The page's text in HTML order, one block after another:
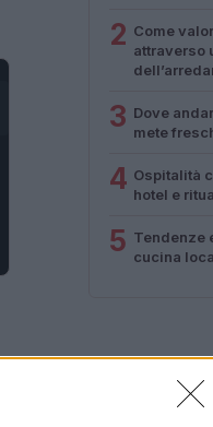
2 Come
attraverso
3 Dove
mete
4 Ospitalità
hotel e
5 Tendenze
cucina